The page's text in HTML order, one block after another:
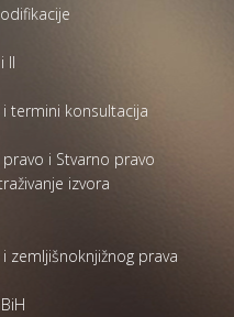
II
termini konsultacija
i Stvarno pravo
izvora
zemljišnoknjižnog prava